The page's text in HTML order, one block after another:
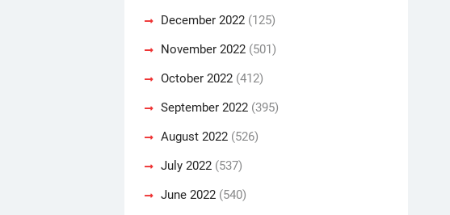
December 2022 (125)
November 2022 (501)
October 2022 (412)
September 2022 (395)
August 2022 (526)
July 2022 (537)
June 2022 (540)